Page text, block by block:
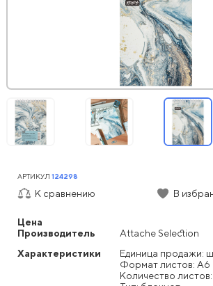
Цена
Производитель
Attache Selection
Характеристики
Единица продажи:
Формат листов: А6
Количество
АРТИКУЛ 124298
К сравнению В